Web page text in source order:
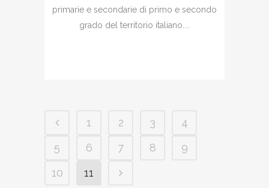
primarie e secondarie di primo e secondo
grado del territorio italiano....
1 2 3
4
5
6 7 8
9
10
11